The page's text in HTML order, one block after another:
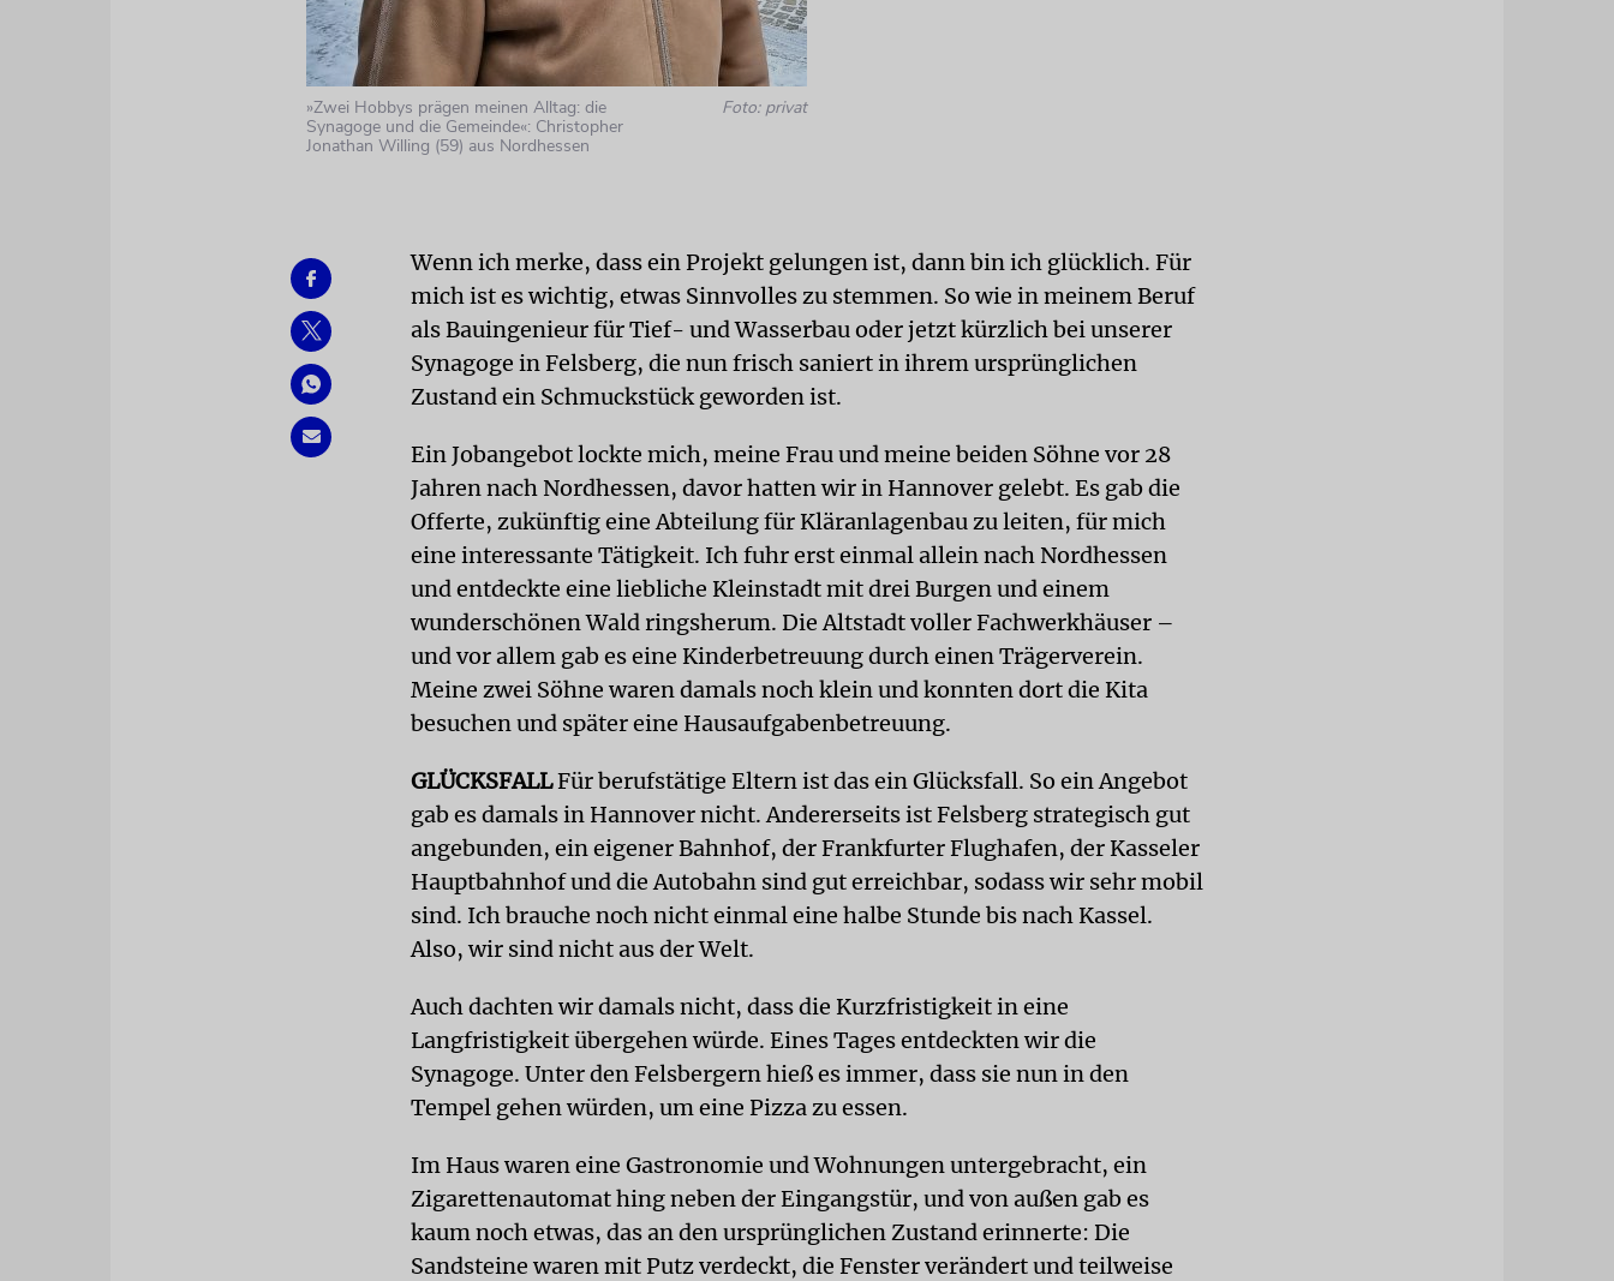
»Zwei Hobbys prägen meinen Alltag: die
Synagoge und die Gemeinde«: Christopher
Jonathan Willing (59) aus Nordhessen
Foto: privat
Wenn ich merke, dass ein Projekt gelungen ist, dann bin ich glücklich. Für
mich ist es wichtig, etwas Sinnvolles zu stemmen. So wie in meinem Beruf
als Bauingenieur für Tief- und Wasserbau oder jetzt kürzlich bei unserer
Synagoge in Felsberg, die nun frisch saniert in ihrem ursprünglichen
Zustand ein Schmuckstück geworden ist.
Ein Jobangebot lockte mich, meine Frau und meine beiden Söhne vor 28
Jahren nach Nordhessen, davor hatten wir in Hannover gelebt. Es gab die
Offerte, zukünftig eine Abteilung für Kläranlagenbau zu leiten, für mich
eine interessante Tätigkeit. Ich fuhr erst einmal allein nach Nordhessen
und entdeckte eine liebliche Kleinstadt mit drei Burgen und einem
wunderschönen Wald ringsherum. Die Altstadt voller Fachwerkhäuser –
und vor allem gab es eine Kinderbetreuung durch einen Trägerverein.
Meine zwei Söhne waren damals noch klein und konnten dort die Kita
besuchen und später eine Hausaufgabenbetreuung.
GLÜCKSFALLFür berufstätige Eltern ist das ein Glücksfall. So ein Angebot
gab es damals in Hannover nicht. Andererseits ist Felsberg strategisch gut
angebunden, ein eigener Bahnhof, der Frankfurter Flughafen, der Kasseler
Hauptbahnhof und die Autobahn sind gut erreichbar, sodass wir sehr mobil
sind. Ich brauche noch nicht einmal eine halbe Stunde bis nach Kassel.
Also, wir sind nicht aus der Welt.
Auch dachten wir damals nicht, dass die Kurzfristigkeit in eine
Langfristigkeit übergehen würde. Eines Tages entdeckten wir die
Synagoge. Unter den Felsbergern hieß es immer, dass sie nun in den
Tempel gehen würden, um eine Pizza zu essen.
Im Haus waren eine Gastronomie und Wohnungen untergebracht, ein
Zigarettenautomat hing neben der Eingangstür, und von außen gab es
kaum noch etwas, das an den ursprünglichen Zustand erinnerte: Die
Sandsteine waren mit Putz verdeckt, die Fenster verändert und teilweise